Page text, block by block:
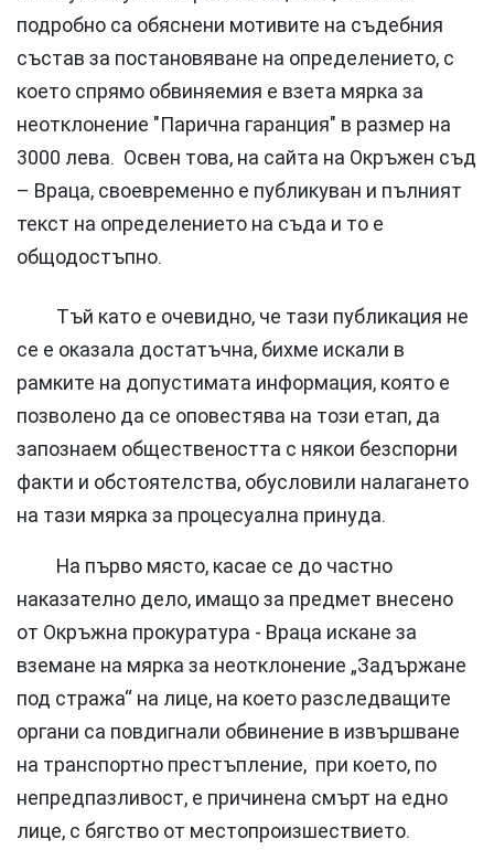
подробно са обяснени мотивите на съдебния
състав за постановяване на определението, с
което спрямо обвиняемия е взета мярка за
неотклонение "Парична гаранция" в размер на
3000 лева. Освен това, на сайта на Окръжен съд
– Враца, своевременно е публикуван и пълният
текст на определението на съда и то е
общодостъпно.
Тъй като е очевидно, че тази публикация не
се е оказала достатъчна, бихме искали в
рамките на допустимата информация, която е
позволено да се оповестява на този етап, да
запознаем обществеността с някои безспорни
факти и обстоятелства, обусловили налагането
на тази мярка за процесуална принуда.
На първо място, касае се до частно
наказателно дело, имащо за предмет внесено
от Окръжна прокуратура - Враца искане за
вземане на мярка за неотклонение „Задържане
под стража“ на лице, на което разследващите
органи са повдигнали обвинение в извършване
на транспортно престъпление, при което, по
непредпазливост, е причинена смърт на едно
лице, с бягство от местопроизшествието.